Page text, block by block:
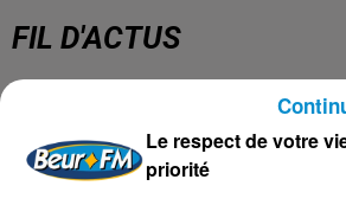
FIL D'ACTUS
Visas français :
Maroc et la
Le respect de votre
priorité